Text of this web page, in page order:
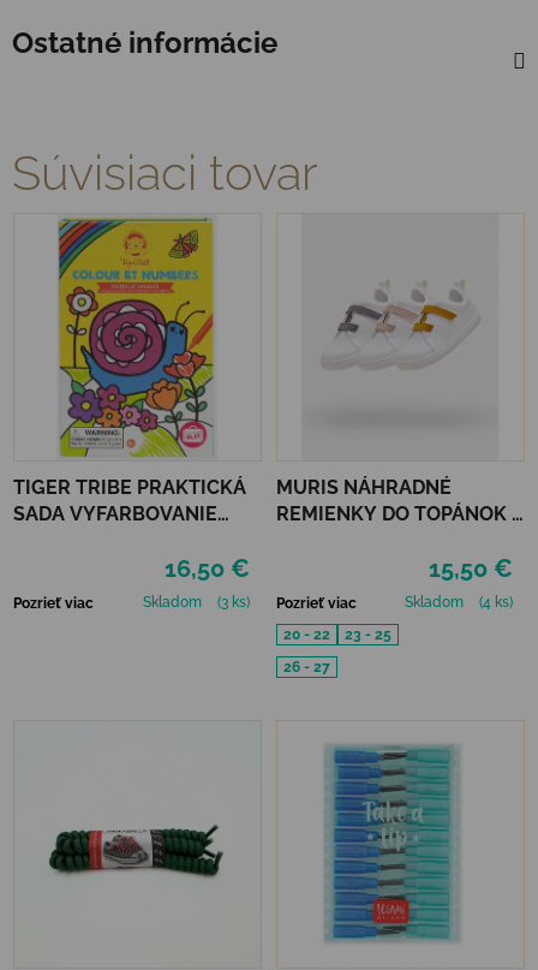
Ostatné informácie
Súvisiaci tovar
TIGER TRIBE PRAKTICKÁ
SADA VYFARBOVANIE
16,50 €
Pozrieť viac Skladom (3 ks)
MURIS NÁHRADNÉ
REMIENKY DO TOPÁNOK 3
15,50 €
Pozrieť viac Skladom
(4 ks)
20 - 22
23 - 25
26 - 27